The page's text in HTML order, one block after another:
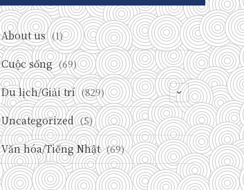
About us (1)
Cuộc sống (69)
Du lịch/Giải trí (829)
(146)
(71)
(237)
Uncategorized (5)
Văn hóa/Tiếng Nhật (69)